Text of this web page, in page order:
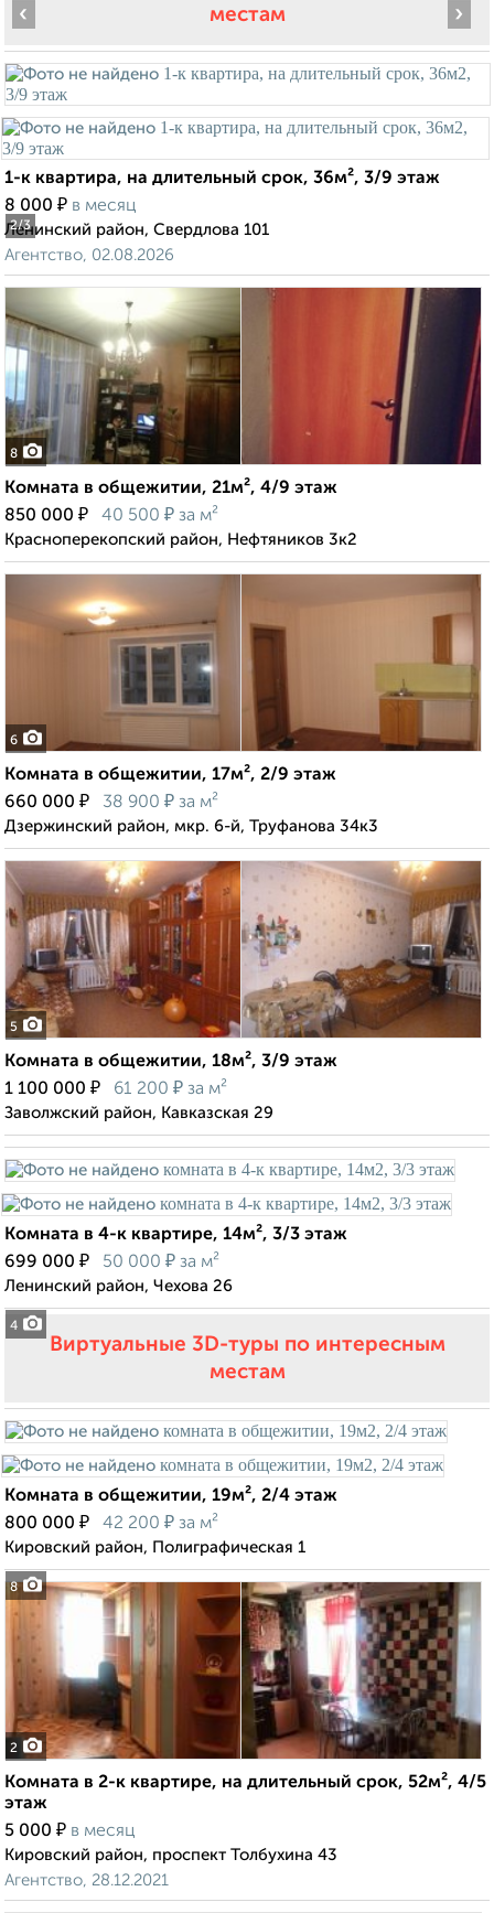
местам
2/3
‹ ›
1-к квартира, на длительный срок, 36м², 3/9 этаж
8 000 ₽ в месяц
Ленинский район, Свердлова 101
Агентство, 02.08.2026
8
Комната в общежитии, 21м², 4/9 этаж
850 000 ₽ 40 500 ₽ за м²
Красноперекопский район, Нефтяников 3к2
6
Комната в общежитии, 17м², 2/9 этаж
660 000 ₽ 38 900 ₽ за м²
Дзержинский район, мкр. 6-й, Труфанова 34к3
5
Комната в общежитии, 18м², 3/9 этаж
1 100 000 ₽ 61 200 ₽ за м²
Заволжский район, Кавказская 29
4
Комната в 4-к квартире, 14м², 3/3 этаж
699 000 ₽ 50 000 ₽ за м²
Ленинский район, Чехова 26
Виртуальные 3D-туры по интересным
местам
8
Комната в общежитии, 19м², 2/4 этаж
800 000 ₽ 42 200 ₽ за м²
Кировский район, Полиграфическая 1
2
Комната в 2-к квартире, на длительный срок, 52м², 4/5
этаж
5 000 ₽ в месяц
Кировский район, проспект Толбухина 43
Агентство, 28.12.2021